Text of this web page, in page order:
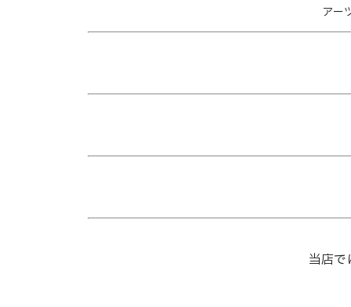
アー
当店で